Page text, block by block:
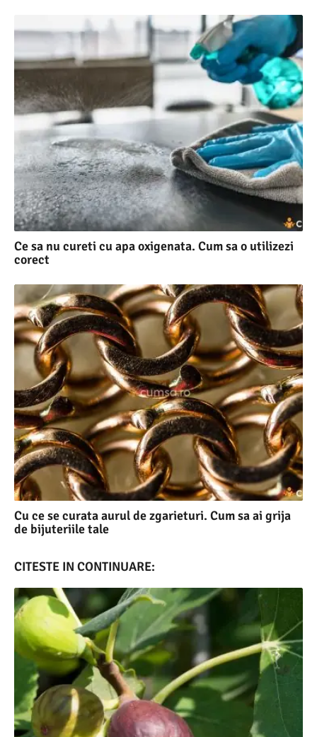
Ce sa nu cureti cu apa oxigenata. Cum sa o utilizezi
corect
Cu ce se curata aurul de zgarieturi. Cum sa ai grija
de bijuteriile tale
CITESTE IN CONTINUARE: